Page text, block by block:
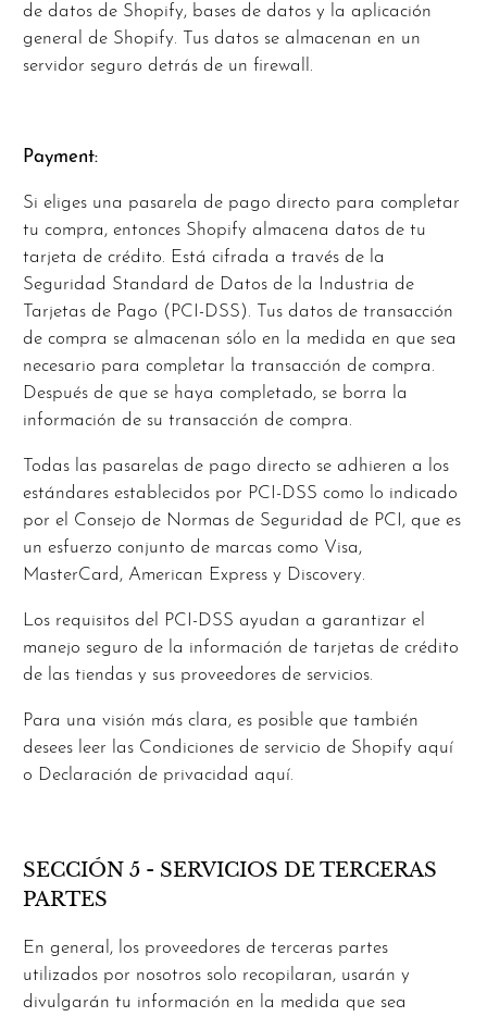
de datos de Shopify, bases de datos y la aplicación
general de Shopify. Tus datos se almacenan en un
servidor seguro detrás de un firewall.
Payment:
Si eliges una pasarela de pago directo para completar
tu compra, entonces Shopify almacena datos de tu
tarjeta de crédito. Está cifrada a través de la
Seguridad Standard de Datos de la Industria de
Tarjetas de Pago (PCI-DSS). Tus datos de transacción
de compra se almacenan sólo en la medida en que sea
necesario para completar la transacción de compra.
Después de que se haya completado, se borra la
información de su transacción de compra.
Todas las pasarelas de pago directo se adhieren a los
estándares establecidos por PCI-DSS como lo indicado
por el Consejo de Normas de Seguridad de PCI, que es
un esfuerzo conjunto de marcas como Visa,
MasterCard, American Express y Discovery.
Los requisitos del PCI-DSS ayudan a garantizar el
manejo seguro de la información de tarjetas de crédito
de las tiendas y sus proveedores de servicios.
Para una visión más clara, es posible que también
desees leer las Condiciones de servicio de Shopify aquí
o Declaración de privacidad aquí.
SECCIÓN 5 - SERVICIOS DE TERCERAS
PARTES
En general, los proveedores de terceras partes
utilizados por nosotros solo recopilaran, usarán y
divulgarán tu información en la medida que sea